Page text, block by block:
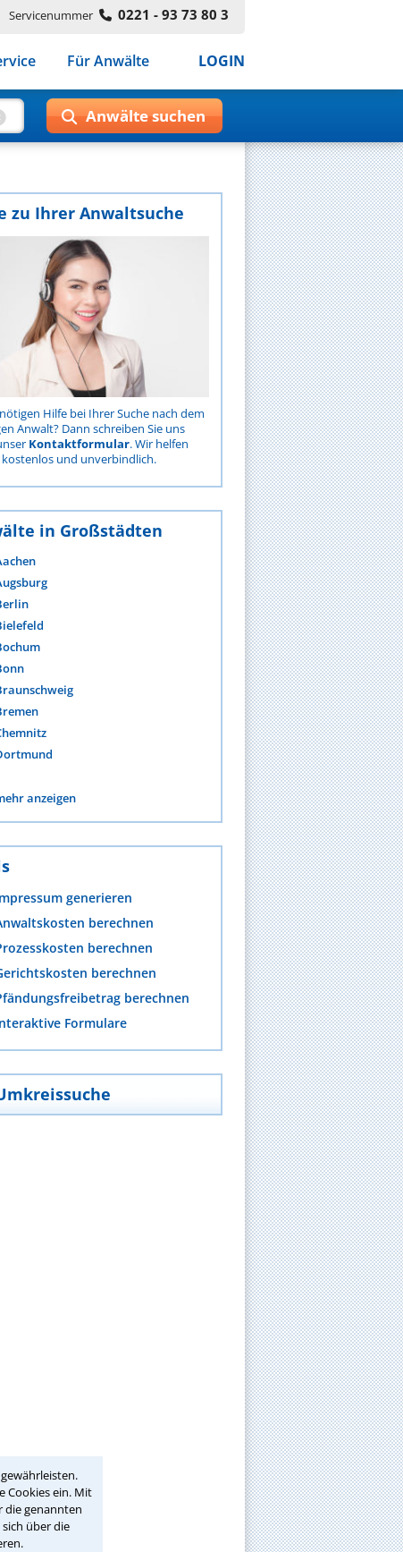
Cookies ein. Mit
die genannten
über die
Servicenummer 0221 - 93 73 80 3
Für Anwälte LOGIN
zu Ihrer Anwaltsuche
Hilfe bei Ihrer Suche nach dem
Anwalt? Dann schreiben Sie uns
Kontaktformular. Wir helfen
und unverbindlich.
in Großstädten
anzeigen
generieren
berechnen
berechnen
berechnen
berechnen
Formulare